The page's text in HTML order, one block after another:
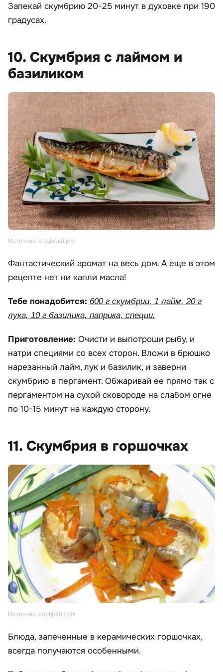
Запекай скумбрию 20-25 минут в духовке при 190
градусах.
10. Скумбрия с лаймом и
базиликом
Источник: krasivosti.pro
Фантастический аромат на весь дом. А еще в этом
рецепте нет ни капли масла!
Тебе понадобится: 600 г скумбрии, 1 лайм, 20 г
лука, 10 г базилика, паприка, специи.
Приготовление: Очисти и выпотроши рыбу, и
натри специями со всех сторон. Вложи в брюшко
нарезанный лайм, лук и базилик, и заверни
скумбрию в пергамент. Обжаривай ее прямо так с
пергаментом на сухой сковороде на слабом огне
по 10-15 минут на каждую сторону.
11. Скумбрия в горшочках
Источник: cookpad.com
Блюда, запеченные в керамических горшочках,
всегда получаются особенными.